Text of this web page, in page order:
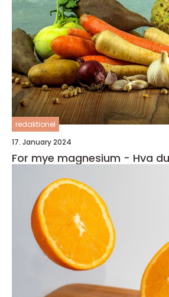
redaktionel
17. January 2024
For mye magnesium - Hva